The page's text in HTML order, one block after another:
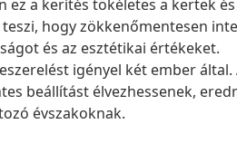
ez a kerítés tökéletes a kertek
hogy zökkenőmentesen
és az esztétikai értékeket.
igényel két ember
beállítást élvezhessenek,
évszakoknak.